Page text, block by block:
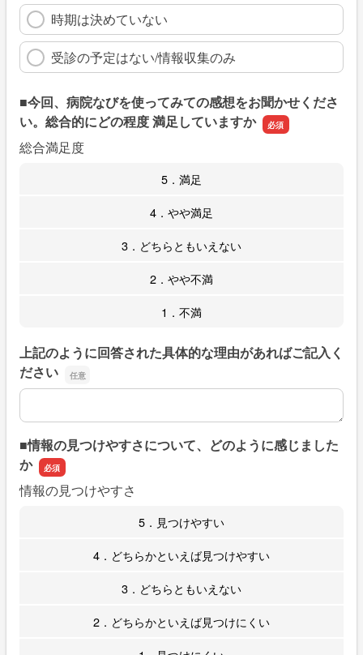
時期は決めていない
受診の予定はない/情報収集のみ
■今回、病院なびを使ってみての感想をお聞かせくださ
い。総合的にどの程度 満足していますか
総合満足度
5．満足
4．やや満足
3．どちらともいえない
2．やや不満
1．不満
上記のように回答された具体的な理由があればご記入く
ださい
上記のように回答された具体的な理由があればご記入くだ
■情報の見つけやすさについて、どのように感じました
か
情報の見つけやすさ
5．見つけやすい
4．どちらかといえば見つけやすい
3．どちらともいえない
2．どちらかといえば見つけにくい